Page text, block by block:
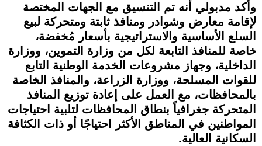
وأكد مدبولي أنه تم التنسيق مع الجهات المختصة
لإقامة معارض وشوادر ومنافذ ثابتة ومتحركة لبيع
السلع الأساسية والاستراتيجية بأسعار مُخفضة،
خاصة للمنافذ التابعة لكل من وزارة التموين، ووزارة
الداخلية، وجهاز مشروعات الخدمة الوطنية التابع
للقوات المسلحة، ووزارة الزراعة، والمنافذ الخاصة
بالمحافظات، مع العمل على إعادة توزيع المنافذ
المتحركة جغرافياً بنطاق المحافظات لتلبية احتياجات
المواطنين في المناطق الأكثر احتياجًا أو ذات الكثافة
السكانية العالية.